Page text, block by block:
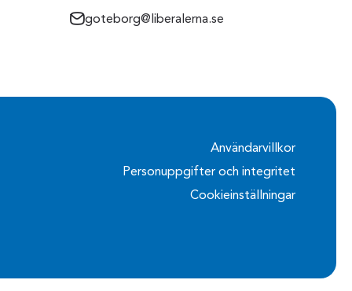
goteborg@liberalerna.se
Användarvillkor
Personuppgifter och integritet
Cookieinställningar